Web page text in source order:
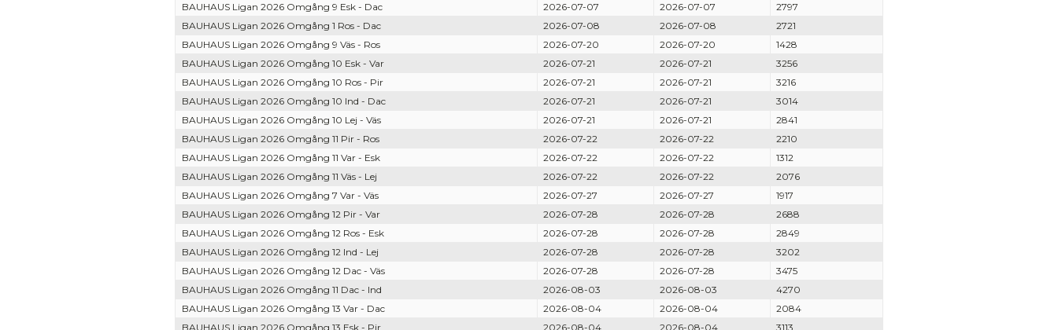
BAUHAUS Ligan 2026 Omgång 9 Esk - Dac
2026-07-07 2026-07-07
2797
BAUHAUS Ligan 2026 Omgång 1 Ros - Dac
2026-07-08 2026-07-08
2721
BAUHAUS Ligan 2026 Omgång 9 Väs - Ros
2026-07-20 2026-07-20
1428
BAUHAUS Ligan 2026 Omgång 10 Esk - Var
2026-07-21 2026-07-21
3256
BAUHAUS Ligan 2026 Omgång 10 Ros - Pir
2026-07-21 2026-07-21
3216
BAUHAUS Ligan 2026 Omgång 10 Ind - Dac
2026-07-21 2026-07-21
3014
BAUHAUS Ligan 2026 Omgång 10 Lej - Väs
2026-07-21 2026-07-21
2841
BAUHAUS Ligan 2026 Omgång 11 Pir - Ros
2026-07-22 2026-07-22
2210
BAUHAUS Ligan 2026 Omgång 11 Var - Esk
2026-07-22 2026-07-22
1312
BAUHAUS Ligan 2026 Omgång 11 Väs - Lej
2026-07-22 2026-07-22
2076
BAUHAUS Ligan 2026 Omgång 7 Var - Väs
2026-07-27 2026-07-27
1917
BAUHAUS Ligan 2026 Omgång 12 Pir - Var
2026-07-28 2026-07-28
2688
BAUHAUS Ligan 2026 Omgång 12 Ros - Esk
2026-07-28 2026-07-28
2849
BAUHAUS Ligan 2026 Omgång 12 Ind - Lej
2026-07-28 2026-07-28
3202
BAUHAUS Ligan 2026 Omgång 12 Dac - Väs
2026-07-28 2026-07-28
3475
BAUHAUS Ligan 2026 Omgång 11 Dac - Ind
2026-08-03 2026-08-03
4270
BAUHAUS Ligan 2026 Omgång 13 Var - Dac
2026-08-04 2026-08-04
2084
BAUHAUS Ligan 2026 Omgång 13 Esk - Pir
2026-08-04 2026-08-04 3113